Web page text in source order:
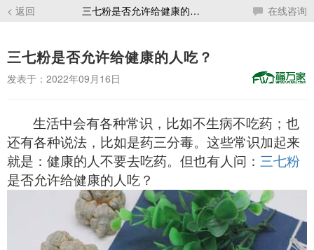
< 返回 三七粉是否允许给健康的人吃？ 在线咨询
三七粉是否允许给健康的人吃？
发表于：2022年09月16日
生活中会有各种常识，比如不生病不吃药；也
还有各种说法，比如是药三分毒。这些常识加起来
就是：健康的人不要去吃药。但也有人问： 三七粉
是否允许给健康的人吃？